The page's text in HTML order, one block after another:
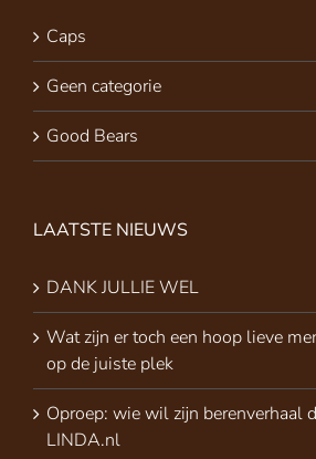
Caps
Geen categorie
Good Bears
LAATSTE NIEUWS
DANK JULLIE WEL
Wat zijn er toch een hoop lieve
op de juiste plek
Oproep: wie wil zijn berenverhaal
LINDA.nl